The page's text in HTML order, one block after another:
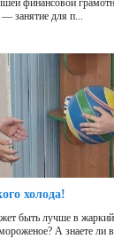
финансовой
занятие для п...
холода!
быть лучше в
А знаете ли